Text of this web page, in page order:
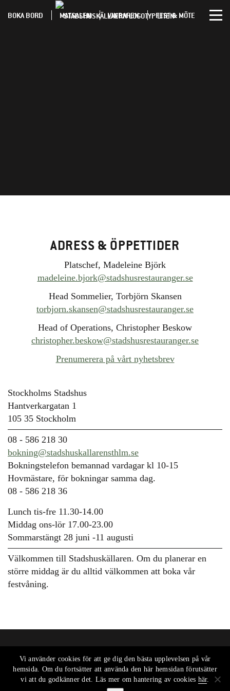
BOKA BORD MATSALEN VINBAREN FEST & MÖTE
ADRESS & ÖPPETTIDER
Platschef, Madeleine Björk
madeleine.bjork@stadshusrestauranger.se
Head Sommelier, Torbjörn Skansen
torbjorn.skansen@stadshusrestauranger.se
Head of Operations, Christopher Beskow
christopher.beskow@stadshusrestauranger.se
Prenumerera på vårt nyhetsbrev
Stockholms Stadshus
Hantverkargatan 1
105 35 Stockholm
08 - 586 218 30
bokning@stadshuskallarensthlm.se
Bokningstelefon bemannad vardagar kl 10-15
Hovmästare, för bokningar samma dag.
08 - 586 218 36
Lunch tis-fre 11.30-14.00
Middag ons-lör 17.00-23.00
Sommarstängt 28 juni -11 augusti
Välkommen till Stadshuskällaren. Om du planerar en
större middag är du alltid välkommen att boka vår
festvåning.
Vi använder cookies för att ge dig den bästa upplevelsen på vår
hemsida. Om du fortsätter att använda den här hemsidan förutsätter
vi att du godkänner det. Läs mer om hantering av cookies här.